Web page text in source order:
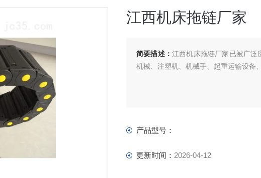
江西机床拖链厂家
简要描述： 江西机床拖链厂家已被广泛
机械、注塑机、机械手、起重运输设备
产品型号：
更新时间： 2026-04-12